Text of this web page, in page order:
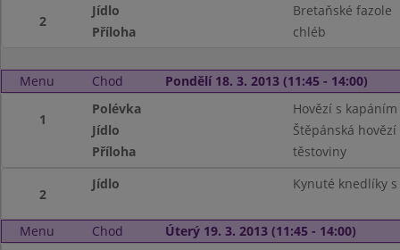
2
Jídlo
Bretaňské fazole
Příloha
chléb
Menu Chod Pondělí 18. 3. 2013 (11:45 - 14:00)
1
Polévka
Hovězí s kapáním
Jídlo
Štěpánská
Příloha
těstoviny
2
Jídlo Kynuté knedlíky
Menu Chod Úterý 19. 3. 2013 (11:45 - 14:00)